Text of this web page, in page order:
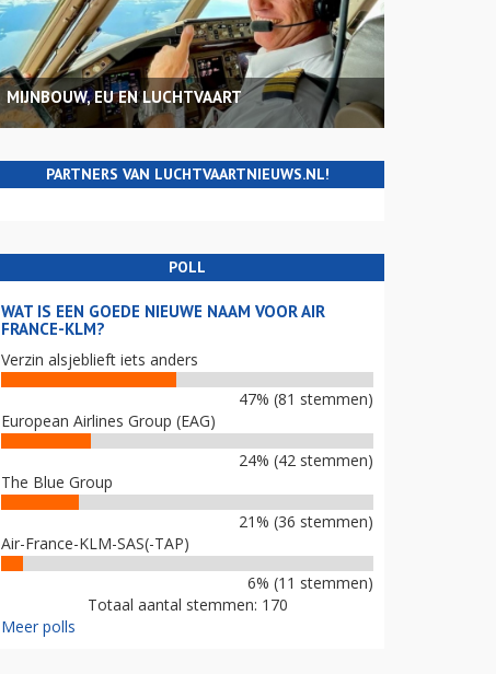
MIJNBOUW, EU EN LUCHTVAART
PARTNERS VAN LUCHTVAARTNIEUWS.NL!
POLL
WAT IS EEN GOEDE NIEUWE NAAM VOOR AIR
FRANCE-KLM?
Verzin alsjeblieft iets anders
47% (81 stemmen)
European Airlines Group (EAG)
24% (42 stemmen)
The Blue Group
21% (36 stemmen)
Air-France-KLM-SAS(-TAP)
6% (11 stemmen)
Totaal aantal stemmen: 170
Meer polls